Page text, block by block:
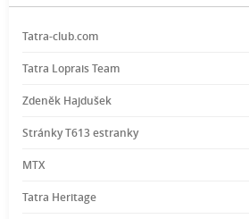
Tatra-club.com
Tatra Loprais Team
Zdeněk Hajdušek
Stránky T613 estranky
MTX
Tatra Heritage